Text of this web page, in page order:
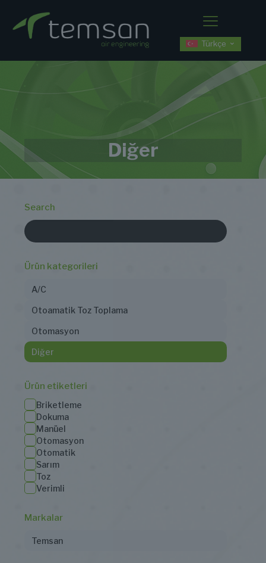
Türkçe
Diğer
Search
Ürün kategorileri
A/C
Otoamatik Toz Toplama
Otomasyon
Diğer
Ürün etiketleri
Briketleme
Dokuma
Manüel
Otomasyon
Otomatik
Sarım
Toz
Verimli
Markalar
Temsan